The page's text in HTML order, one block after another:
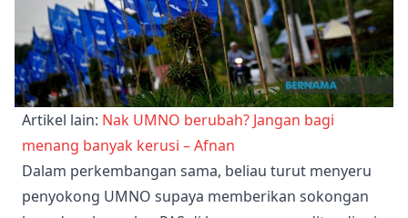
Artikel lain: Nak UMNO berubah? Jangan bagi
menang banyak kerusi – Afnan
Dalam perkembangan sama, beliau turut menyeru
penyokong UMNO supaya memberikan sokongan